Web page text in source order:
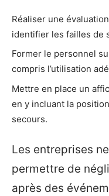
Réaliser une
identifier les failles de
Former le personnel
compris l’utilisation
Mettre en place un
en y incluant la
secours.
Les entreprises
permettre de
après des